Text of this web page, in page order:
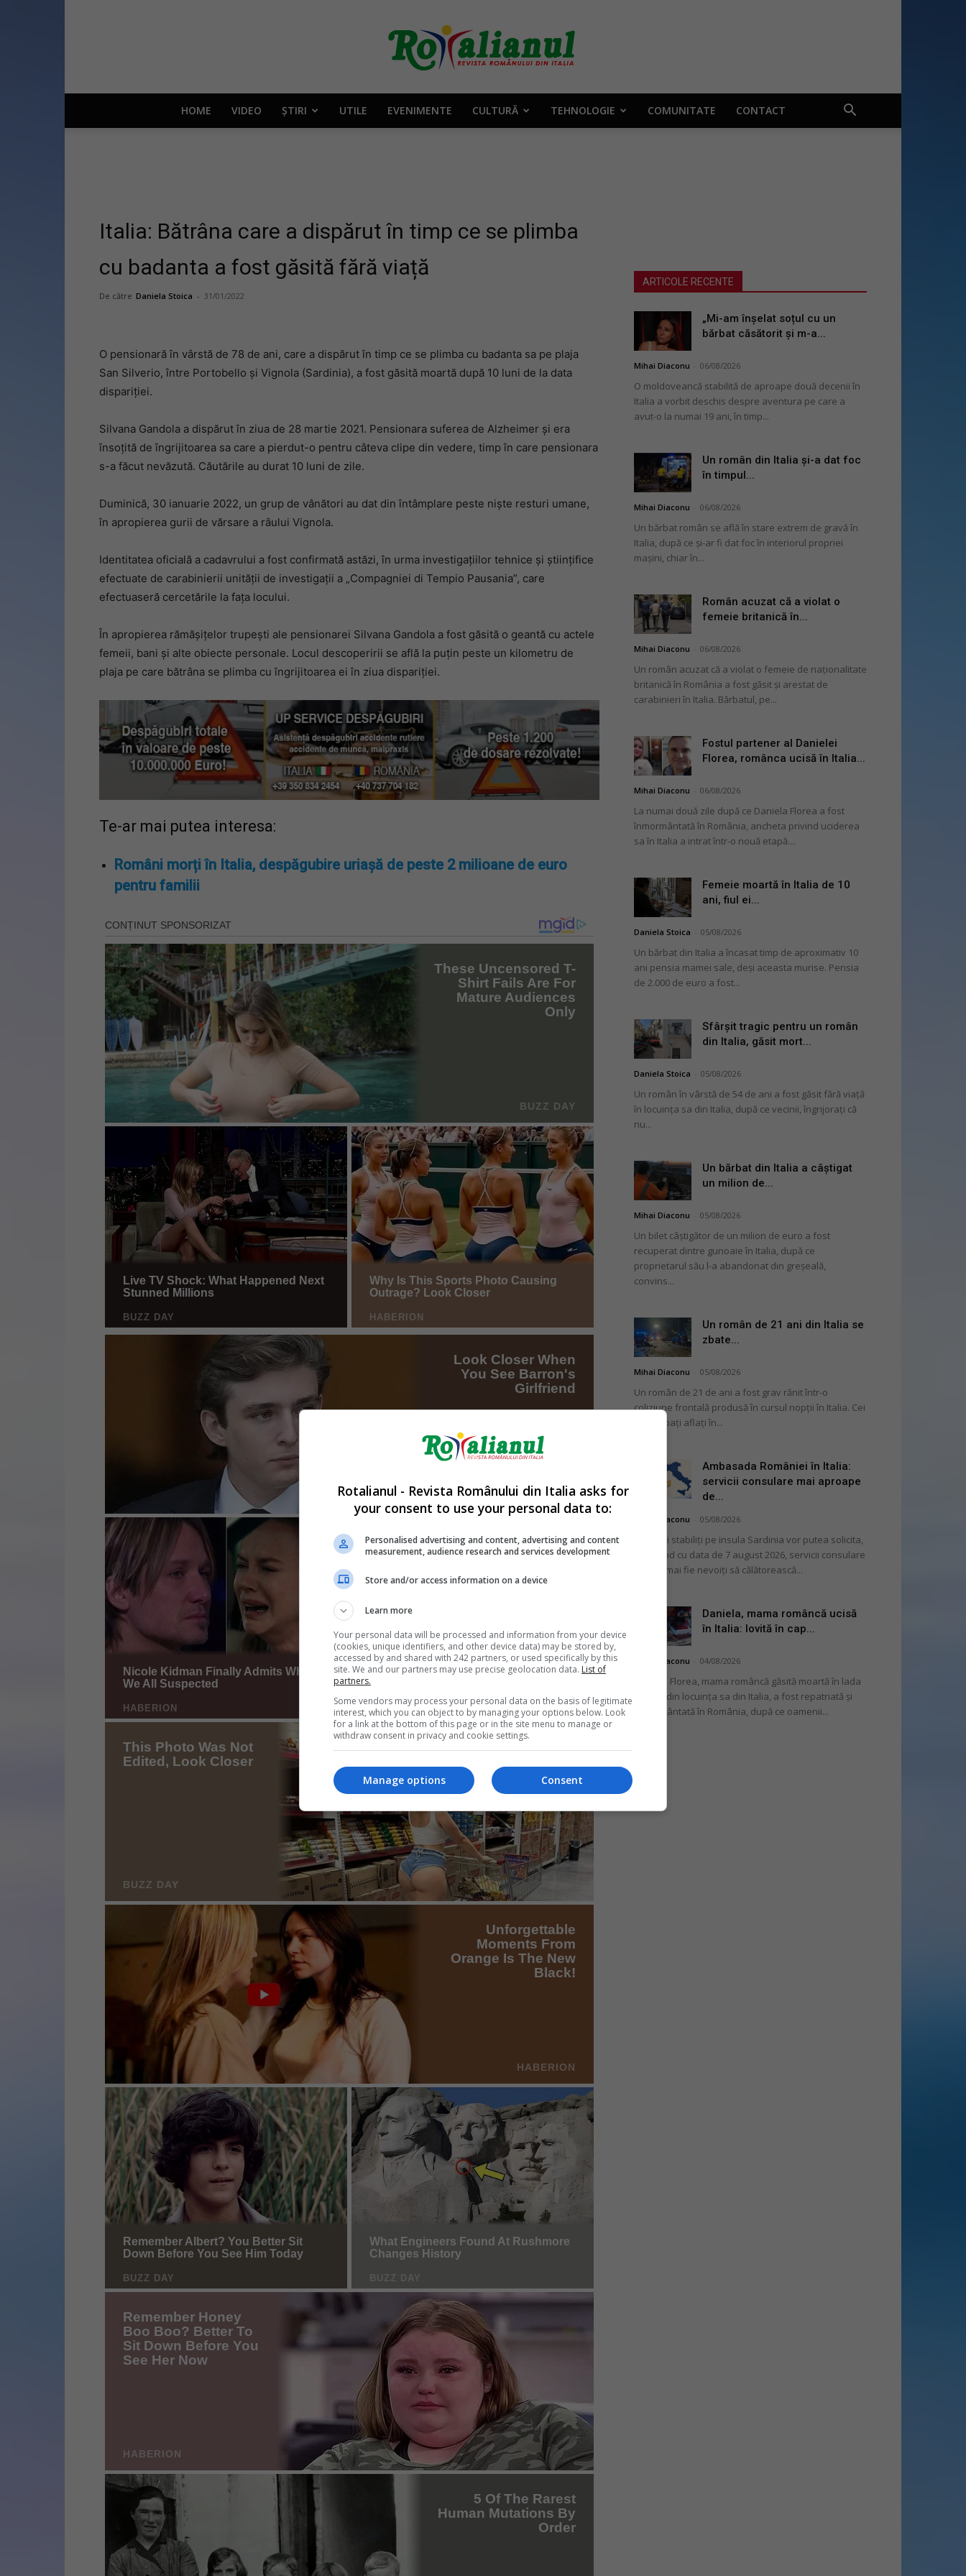
Rotalianul
din
HOME VIDEO ȘTIRI UTILE EVENIMENTE CULTURĂ TEHNOLOGIE COMUNITATE CONTACT
Italia: Bătrâna care a dispărut în timp ce se plimba
cu badanta a fost găsită fără viață
De către Daniela Stoica - 31/01/2022
O pensionară în vârstă de 78 de ani, care a dispărut în timp ce se plimba cu badanta sa pe plaja
San Silverio, între Portobello și Vignola (Sardinia), a fost găsită moartă după 10 luni de la data
dispariției.
Silvana Gandola a dispărut în ziua de 28 martie 2021. Pensionara suferea de Alzheimer și era
însoțită de îngrijitoarea sa care a pierdut-o pentru câteva clipe din vedere, timp în care pensionara
s-a făcut nevăzută. Căutările au durat 10 luni de zile.
Duminică, 30 ianuarie 2022, un grup de vânători au dat din întâmplare peste niște resturi umane,
în apropierea gurii de vărsare a râului Vignola.
Identitatea oficială a cadavrului a fost confirmată astăzi, în urma investigațiilor tehnice și științifice
efectuate de carabinierii unității de investigații a „Compagniei di Tempio Pausania”, care
efectuaseră cercetările la fața locului.
În apropierea rămășițelor trupești ale pensionarei Silvana Gandola a fost găsită o geantă cu actele
femeii, bani și alte obiecte personale. Locul descoperirii se află la puțin peste un kilometru de
plaja pe care bătrâna se plimba cu îngrijitoarea ei în ziua dispariției.
Te-ar mai putea interesa:
Români morți în Italia, despăgubire uriașă de peste 2 milioane de euro
pentru familii
ARTICOLE RECENTE
„Mi-am înșelat soțul cu un
bărbat căsătorit și m-a...
Mihai Diaconu 06/08/2026
O moldoveancă stabilită de aproape două decenii în
Italia a vorbit deschis despre aventura pe care a
avut-o la numai 19 ani, în timp...
Un român din Italia și-a dat foc
în timpul...
Mihai Diaconu 06/08/2026
Un bărbat român se află în stare extrem de gravă în
Italia, după ce și-ar fi dat foc în interiorul propriei
mașini, chiar în...
Român acuzat că a violat o
femeie britanică în...
Mihai Diaconu 06/08/2026
Un român acuzat că a violat o femeie de naționalitate
britanică în România a fost găsit și arestat de
carabinieri în Italia. Bărbatul, pe...
Fostul partener al Danielei
Florea, românca ucisă în Italia...
Mihai Diaconu 06/08/2026
La numai două zile după ce Daniela Florea a fost
înmormântată în România, ancheta privind uciderea
sa în Italia a intrat într-o nouă etapă....
Femeie moartă în Italia de 10
ani, fiul ei...
Daniela Stoica 05/08/2026
Un bărbat din Italia a încasat timp de aproximativ 10
ani pensia mamei sale, deși aceasta murise. Pensia
de 2.000 de euro a fost...
Sfârșit tragic pentru un român
din Italia, găsit mort...
Daniela Stoica 05/08/2026
Un român în vârstă de 54 de ani a fost găsit fără viață
în locuința sa din Italia, după ce vecinii, îngrijorați că
nu...
Un bărbat din Italia a câștigat
un milion de...
Mihai Diaconu 05/08/2026
Un bilet câștigător de un milion de euro a fost
recuperat dintre gunoaie în Italia, după ce
proprietarul său l-a abandonat din greșeală,
convins...
Un român de 21 ani din Italia se
zbate...
Mihai Diaconu 05/08/2026
Un român de 21 de ani a fost grav rănit într-o
coliziune frontală produsă în cursul nopții în Italia. Cei
doi bărbați aflați în...
Ambasada României în Italia:
servicii consulare mai aproape
de...
Mihai Diaconu 05/08/2026
Românii stabiliți pe insula Sardinia vor putea solicita,
începând cu data de 7 august 2026, servicii consulare
fără să mai fie nevoiți să călătorească...
Daniela, mama româncă ucisă
în Italia: lovită în cap...
Mihai Diaconu 04/08/2026
Daniela Florea, mama româncă găsită moartă în lada
patului din locuința sa din Italia, a fost repatriată și
înmormântată în România, după ce oamenii...
Rotalianul - Revista Românului din Italia asks for
your consent to use your personal data to:
Personalised advertising and content, advertising and content
measurement, audience research and services development
Store and/or access information on a device
Learn more
Your personal data will be processed and information from your device
(cookies, unique identifiers, and other device data) may be stored by,
accessed by and shared with 242 partners, or used specifically by this
site. We and our partners may use precise geolocation data. List of
partners.
Some vendors may process your personal data on the basis of legitimate
interest, which you can object to by managing your options below. Look
for a link at the bottom of this page or in the site menu to manage or
withdraw consent in privacy and cookie settings.
Consent
Manage options